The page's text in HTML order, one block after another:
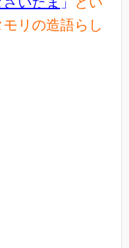
リの造語らし